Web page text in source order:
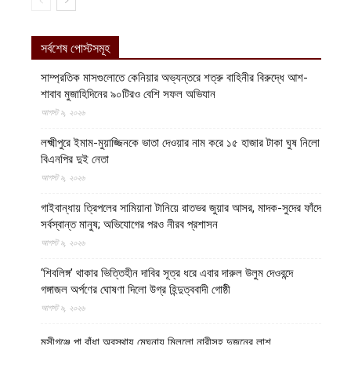
সর্বশেষ পোস্টসমূহ
সাম্প্রতিক মাসগুলোতে কেনিয়ার অভ্যন্তরে শত্রু বাহিনীর বিরুদ্ধে আশ-
শাবাব মুজাহিদিনের ৯০টিরও বেশি সফল অভিযান
আগস্ট ৯, ২০২৬
লক্ষ্মীপুরে ইমাম-মুয়াজ্জিনকে ভাতা দেওয়ার নাম করে ১৫ হাজার টাকা ঘুষ নিলো
বিএনপির দুই নেতা
আগস্ট ৯, ২০২৬
গাইবান্ধায় ত্রিপলের সামিয়ানা টানিয়ে রাতভর জুয়ার আসর, মাদক-সুদের ফাঁদে
সর্বস্বান্ত মানুষ; অভিযোগের পরও নীরব প্রশাসন
আগস্ট ৯, ২০২৬
‘শিবলিঙ্গ’ থাকার ভিত্তিহীন দাবির সূত্র ধরে এবার দারুল উলুম দেওবন্দে
গঙ্গাজল অর্পণের ঘোষণা দিলো উগ্র হিন্দুত্ববাদী গোষ্ঠী
আগস্ট ৯, ২০২৬
মুন্সীগঞ্জে পা বাঁধা অবস্থায় মেঘনায় মিললো নারীসহ দুজনের লাশ